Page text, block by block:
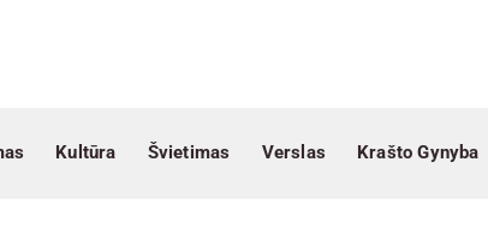
Kultūra Švietimas Verslas Krašto Gynyba